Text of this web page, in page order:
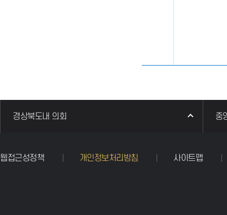
경상북도내 의회 중
웹접근성정책 개인정보처리방침 사이트맵